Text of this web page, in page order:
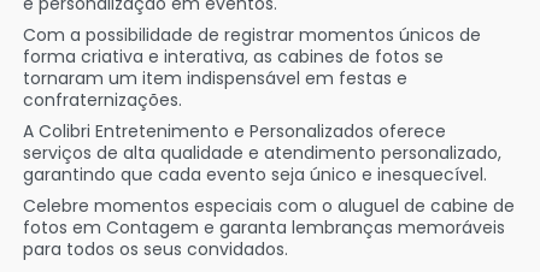
Com a possibilidade de registrar momentos únicos de
forma criativa e interativa, as cabines de fotos se
tornaram um item indispensável em festas e
confraternizações.
A Colibri Entretenimento e Personalizados oferece
serviços de alta qualidade e atendimento personalizado,
garantindo que cada evento seja único e inesquecível.
Celebre momentos especiais com o aluguel de cabine de
fotos em Contagem e garanta lembranças memoráveis
para todos os seus convidados.